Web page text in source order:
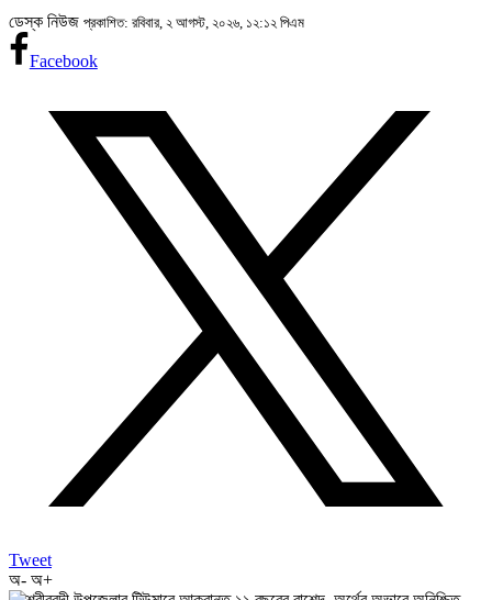
ডেস্ক নিউজ প্রকাশিত: রবিবার, ২ আগস্ট, ২০২৬, ১২:১২ পিএম
Facebook
Tweet
অ- অ+